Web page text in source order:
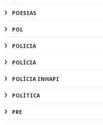
POESIAS
POL
POLICIA
POLÍCIA
POLÍCIA INHAPI
POLÍTICA
PRE